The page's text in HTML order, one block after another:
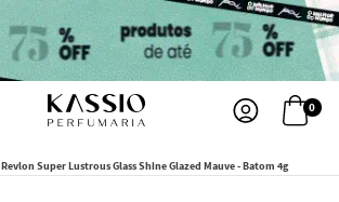
0
Revlon Super Lustrous Glass Shine Glazed Mauve - Batom 4g